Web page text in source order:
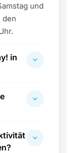
und
den
in